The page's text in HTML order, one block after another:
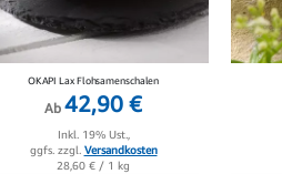
OKAPI Lax Flohsamenschalen
Ab 42,90 €
Inkl. 19% Ust.,
ggfs. zzgl. Versandkosten
28,60 € / 1 kg